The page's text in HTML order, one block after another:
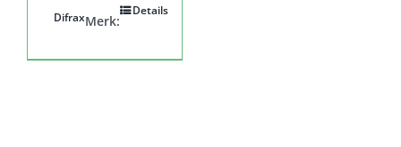
Details
Merk:
Difrax